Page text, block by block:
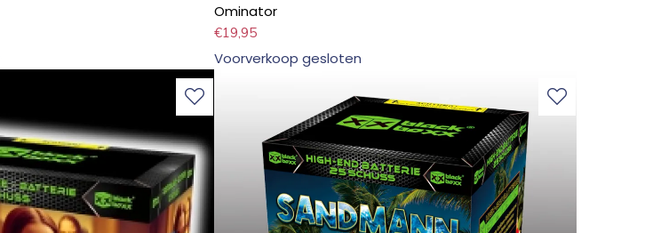
Ominator
€19,95
Voorverkoop gesloten